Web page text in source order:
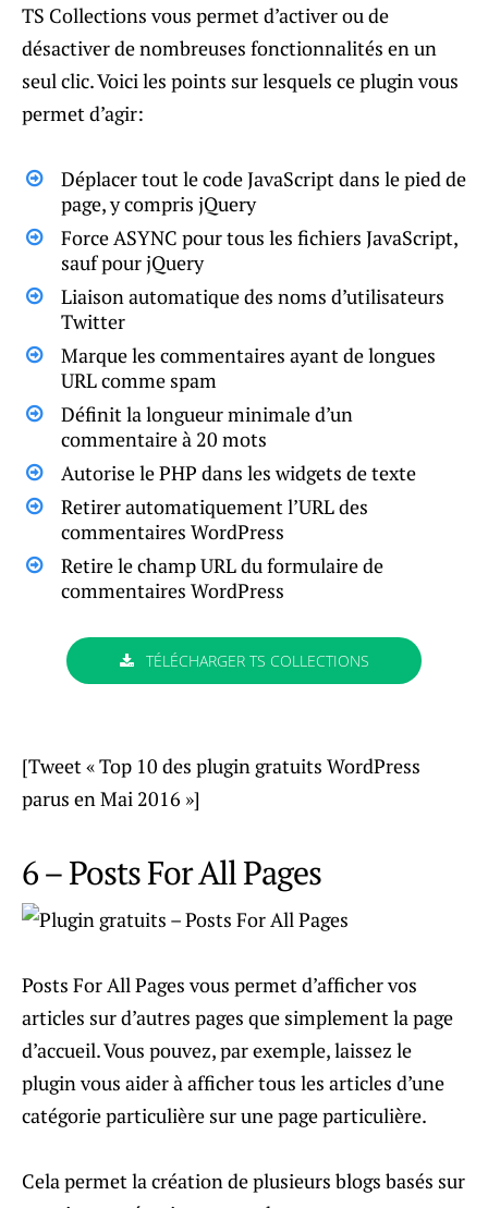
TS Collections vous permet d’activer ou de
désactiver de nombreuses fonctionnalités en un
seul clic. Voici les points sur lesquels ce plugin vous
permet d’agir:
Déplacer tout le code JavaScript dans le pied de
page, y compris jQuery
Force ASYNC pour tous les fichiers JavaScript,
sauf pour jQuery
Liaison automatique des noms d’utilisateurs
Twitter
Marque les commentaires ayant de longues
URL comme spam
Définit la longueur minimale d’un
commentaire à 20 mots
Autorise le PHP dans les widgets de texte
Retirer automatiquement l’URL des
commentaires WordPress
Retire le champ URL du formulaire de
commentaires WordPress
TÉLÉCHARGER TS COLLECTIONS
[Tweet « Top 10 des plugin gratuits WordPress
parus en Mai 2016 »]
6 – Posts For All Pages
Posts For All Pages vous permet d’afficher vos
articles sur d’autres pages que simplement la page
d’accueil. Vous pouvez, par exemple, laissez le
plugin vous aider à afficher tous les articles d’une
catégorie particulière sur une page particulière.
Cela permet la création de plusieurs blogs basés sur